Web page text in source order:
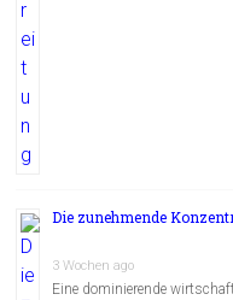
Die zunehmende
3 Wochen ago
Eine dominierende